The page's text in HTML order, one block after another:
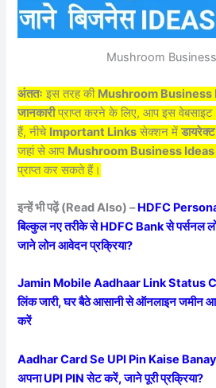
Mushroom
अंततः इस तरह की Mushroom Business
जानकारीप्राप्त करने के लिए, आप इस
हैं, नीचे Important Links सेक्शन में
जहां से आप Mushroom Business Ideas
प्राप्त कर सकते हैं।
इन्हें भी पढ़ें (Read Also) –HDFC
बिल्कुल नए तरीके से HDFC Bank से पर्सनल
जाने लोन आवेदन प्रक्रिया?
Jamin Mobile Aadhaar Link Status
लिंक जारी, घर बैठे आसानी से ऑनलाइन जमीन
करें
Aadhar Card Se UPI Pin Kaise
अपना UPI PIN सेट करें, जाने पूरी प्रक्रिया?